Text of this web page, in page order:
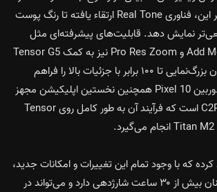
ارائه می‌دهد. علاوه بر این، فناوری Real Tone ارتقاء یافته تا رنگ پوست
نمایش دهد. قابلیت‌های پیشرفته‌ای مثل
Add Me، Auto Best Take و Pro Res Zoom نیز به کمک Tensor G5
فعال می‌شوند و امکان بزرگ‌نمایی تا ۱۰۰ برابر با جزئیات بالا را فراهم
می‌کنند. اپلیکیشن دوربین Pixel 10 همچنین نخستین اپلیکیشن مجهز
به گواهی محتوای C2PA است که فرآیند آن به طور کامل روی Tensor
که با وجود تمام این تغییرات و امکانات جدید،
سری Pixel 10 همچنان بیش از ۳۰ ساعت شارژدهی دارد و می‌تواند در